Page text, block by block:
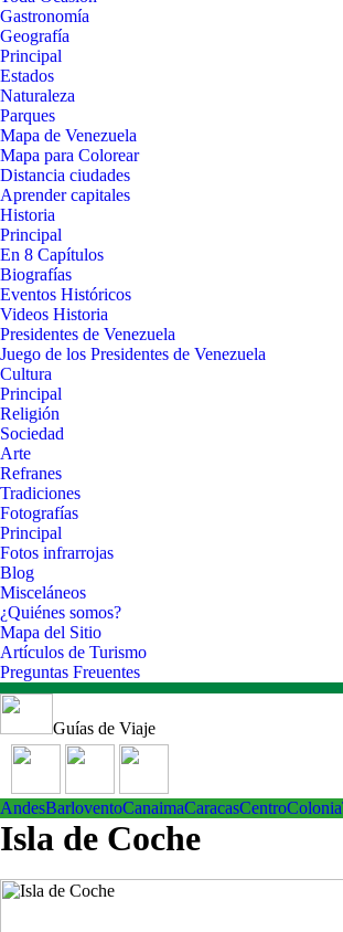
Gastronomía
Geografía
Principal
Estados
Naturaleza
Parques
Mapa de Venezuela
Mapa para Colorear
Distancia ciudades
Aprender capitales
Historia
Principal
En 8 Capítulos
Biografías
Eventos Históricos
Videos Historia
Presidentes de Venezuela
Juego de los Presidentes de Venezuela
Cultura
Principal
Religión
Sociedad
Arte
Refranes
Tradiciones
Fotografías
Principal
Fotos infrarrojas
Blog
Misceláneos
¿Quiénes somos?
Mapa del Sitio
Artículos de Turismo
Preguntas Freuentes
Guías de Viaje
AndesBarloventoCanaimaCaracasCentro
Isla de Coche